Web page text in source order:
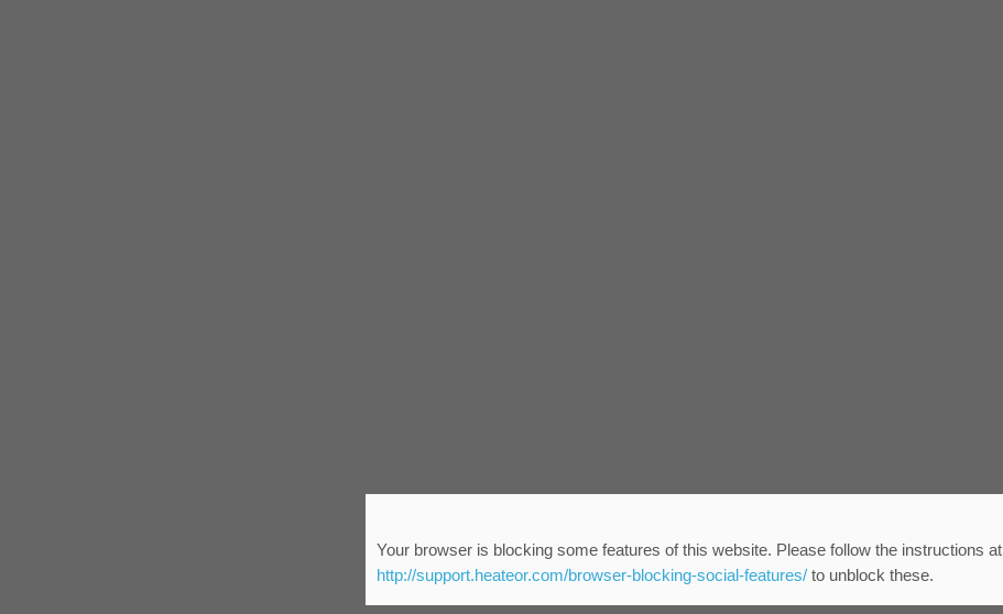
Your browser is blocking some features of this website. Please follow the instructions at
http://support.heateor.com/browser-blocking-social-features/to unblock these.